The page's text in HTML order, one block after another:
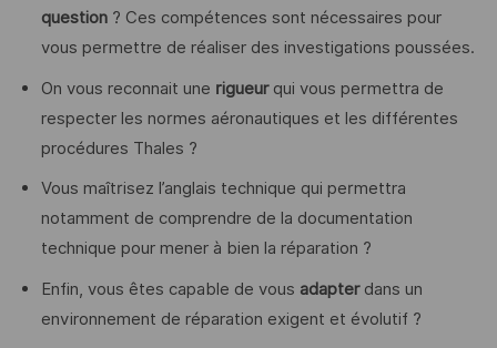
question? Ces compétences sont nécessaires pour
vous permettre de réaliser des investigations poussées.
On vous reconnait une rigueur qui vous permettra de
respecter les normes aéronautiques et les différentes
procédures Thales ?
Vous maîtrisez l’anglais technique qui permettra
notamment de comprendre de la documentation
technique pour mener à bien la réparation ?
Enfin, vous êtes capable de vous adapter dans un
environnement de réparation exigent et évolutif ?